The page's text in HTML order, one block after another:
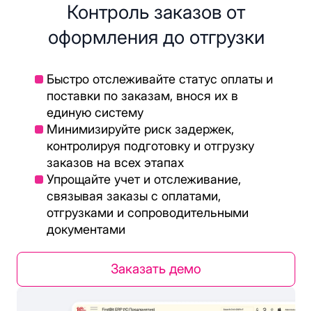
Контроль заказов от
оформления до отгрузки
Быстро отслеживайте статус оплаты и
поставки по заказам, внося их в
единую систему
Минимизируйте риск задержек,
контролируя подготовку и отгрузку
заказов на всех этапах
Упрощайте учет и отслеживание,
связывая заказы с оплатами,
отгрузками и сопроводительными
документами
Заказать демо